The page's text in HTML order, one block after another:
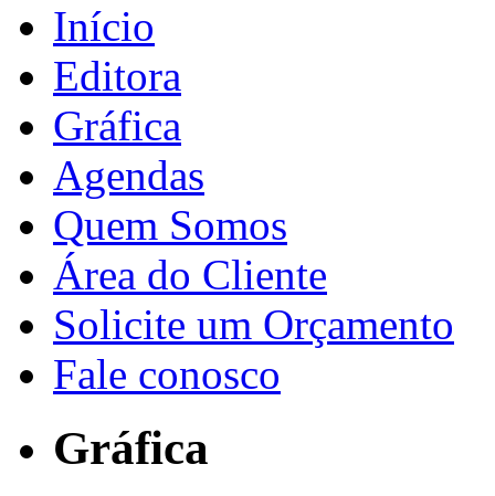
Início
Editora
Gráfica
Agendas
Quem Somos
Área do Cliente
Solicite um Orçamento
Fale conosco
Gráfica